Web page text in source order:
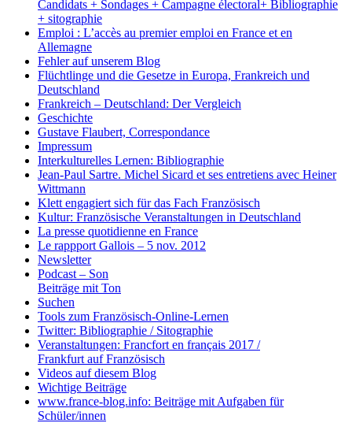
Candidats + Sondages + Campagne électoral+ Bibliographie
+ sitographie
Emploi : L’accès au premier emploi en France et en
Allemagne
Fehler auf unserem Blog
Flüchtlinge und die Gesetze in Europa, Frankreich und
Deutschland
Frankreich – Deutschland: Der Vergleich
Geschichte
Gustave Flaubert, Correspondance
Impressum
Interkulturelles Lernen: Bibliographie
Jean-Paul Sartre. Michel Sicard et ses entretiens avec Heiner
Wittmann
Klett engagiert sich für das Fach Französisch
Kultur: Französische Veranstaltungen in Deutschland
La presse quotidienne en France
Le rappport Gallois – 5 nov. 2012
Newsletter
Podcast – Son
Beiträge mit Ton
Suchen
Tools zum Französisch-Online-Lernen
Twitter: Bibliographie / Sitographie
Veranstaltungen: Francfort en français 2017 /
Frankfurt auf Französisch
Videos auf diesem Blog
Wichtige Beiträge
www.france-blog.info: Beiträge mit Aufgaben für
Schüler/innen